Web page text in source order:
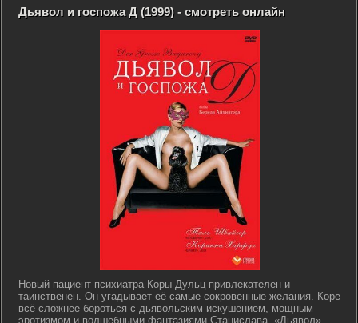
Дьявол и госпожа Д (1999) - смотреть онлайн
Новый пациент психиатра Коры Дульц привлекателен и
таинственен. Он угадывает её самые сокровенные желания. Коре
всё сложнее бороться с дьявольским искушением, мощным
эротизмом и волшебными фантазиями Станислава. «Дьявол»